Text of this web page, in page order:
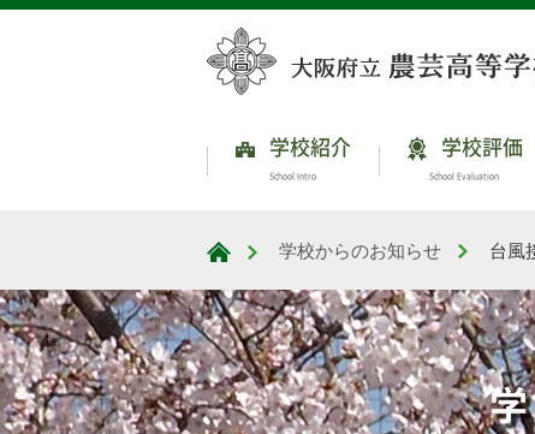
学校紹介
School Intro
学校評価
School Evaluation
大阪府立農芸高等学校
学校からのお知らせ 台風